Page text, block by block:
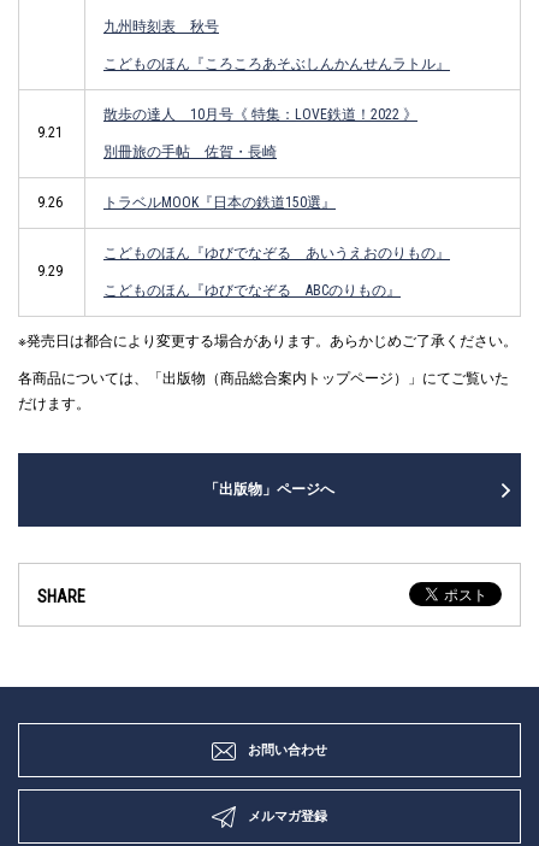
九州時刻表 秋号
こどものほん『ころころあそぶしんかんせんラトル』
9.21
散歩の達人 10月号《 特集：LOVE鉄道！2022 》
別冊旅の手帖 佐賀・長崎
9.26 トラベルMOOK『日本の鉄道150選』
9.29
こどものほん『ゆびでなぞる あいうえおのりもの』
こどものほん『ゆびでなぞる ABCのりもの』
※発売日は都合により変更する場合があります。あらかじめご了承ください。
各商品については、「出版物（商品総合案内トップページ）」にてご覧いた
だけます。
「出版物」ページへ
SHARE
お問い合わせ
メルマガ登録